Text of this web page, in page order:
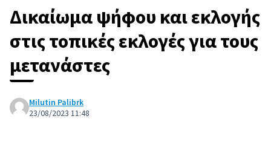
Δικαίωμα ψήφου και εκλογής
στις τοπικές εκλογές για τους
μετανάστες
Milutin Palibrk
23/08/2023 11:48